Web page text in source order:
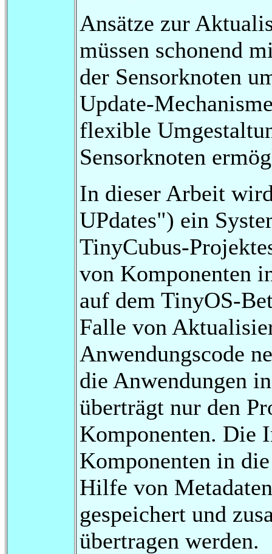
Ansätze zur
müssen schonend
der Sensorknoten
Update-
flexible
Sensorknoten
In dieser Arbeit
UPdates") ein
TinyCubus-
von Komponenten
auf dem TinyOS-
Falle von
Anwendungscode
die Anwendungen
überträgt nur den
Komponenten. Die
Komponenten in
Hilfe von
gespeichert und
übertragen werden.